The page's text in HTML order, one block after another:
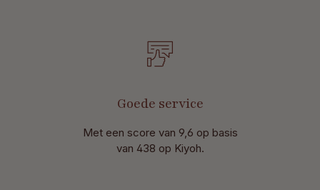
Goede service
Met een score van 9,6 op basis
van 438 op Kiyoh.